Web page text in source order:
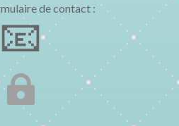
de contact :
📧
